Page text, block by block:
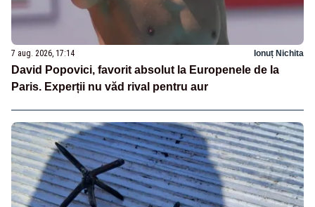
7 aug. 2026, 17:14 Ionuț Nichita
David Popovici, favorit absolut la Europenele de la
Paris. Experții nu văd rival pentru aur